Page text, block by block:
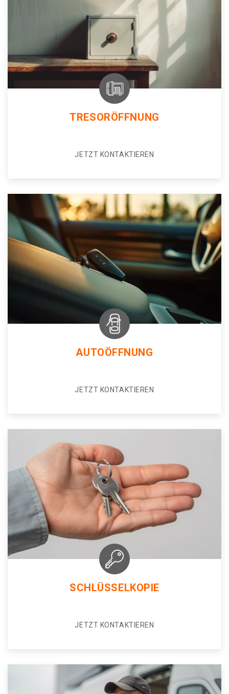
TRESORÖFFNUNG
JETZT KONTAKTIEREN
AUTOÖFFNUNG
JETZT KONTAKTIEREN
SCHLÜSSELKOPIE
JETZT KONTAKTIEREN